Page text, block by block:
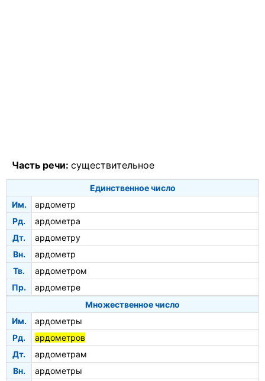
Часть речи: существительное
Единственное число
Им.
ардометр
Рд.
ардометра
Дт.
ардометру
Вн.
ардометр
Тв.
ардометром
Пр.
ардометре
Множественное число
Им.
ардометры
Рд.
ардометров
Дт.
ардометрам
Вн.
ардометры